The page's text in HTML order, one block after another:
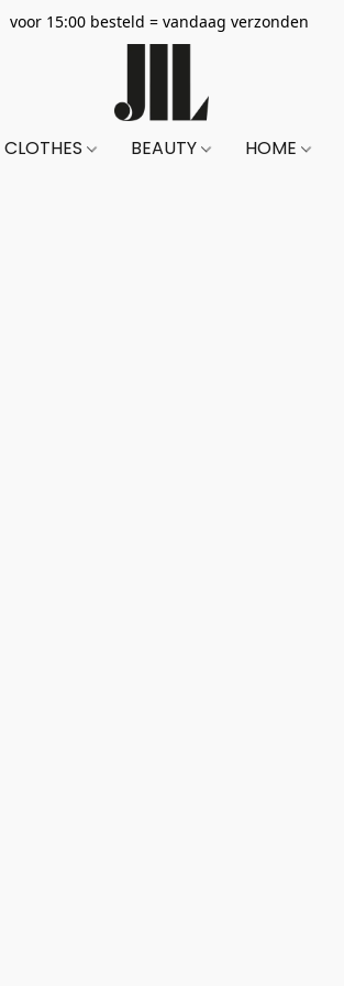
voor 15:00 besteld = vandaag verzonden
CLOTHES BEAUTY HOME